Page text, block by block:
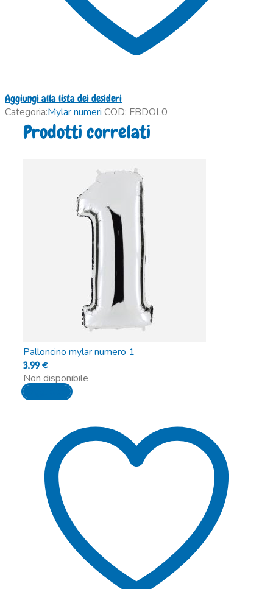
Aggiungi alla lista dei desideri
Categoria:Mylar numeri COD: FBDOL0
Prodotti correlati
Palloncino mylar numero 1
3,99€
Non disponibile
Leggi tutto